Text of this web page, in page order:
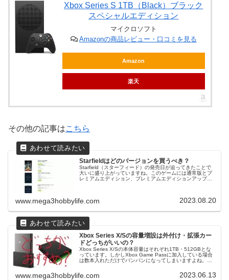
Xbox Series S 1TB（Black）ブラック
スペシャルエディション
マイクロソフト
Amazonの商品レビュー・口コミを見る
Amazon
楽天
その他の記事はこちら
Starfieldはどのバージョンを買うべき？
Starfield（スターフィード）の発売日が迫ってきたことで
大いに盛り上がっていますね。このゲームには通常版とプ
レミアムエディション、プレミアムエディションアップグ
www.mega3hobbylife.com 2023.08.20
Xbox Series X/Sの容量増設は外付け・拡張カー
ドどっちがいいの？
Xbox Series X/Sの本体容量はそれぞれ1TB・512GBとな
っています。しかしXbox Game Passに加入している場合
は数本入れただけでパンパンになってしまいますよね。調
www.mega3hobbylife.com 2023.06.13